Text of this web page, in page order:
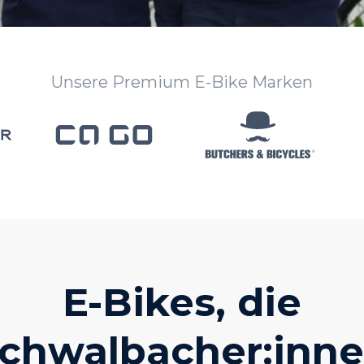
Unsere Premium E-Bike Marken
E-Bikes, die